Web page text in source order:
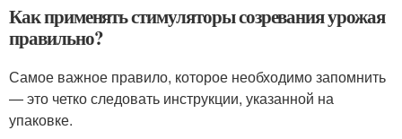
Как применять стимуляторы созревания урожая
правильно?
Самое важное правило, которое необходимо запомнить
— это четко следовать инструкции, указанной на
упаковке.